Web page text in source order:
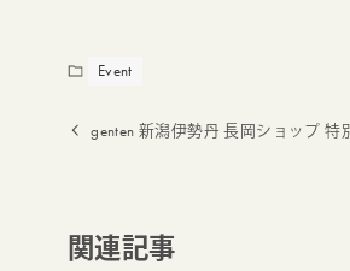
Event
genten 新潟伊勢丹 長岡ショップ 特
関連記事